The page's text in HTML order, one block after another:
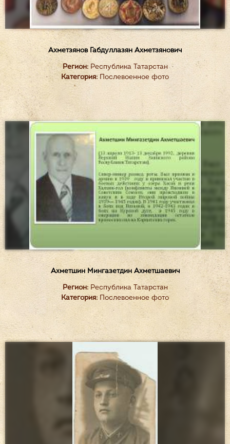
Ахметзянов Габдуллазян Ахметзянович
Регион:Республика Татарстан
Категория: Послевоенное фото
Ахметшин Мингазетдин Ахметшаевич
Регион:Республика Татарстан
Категория: Послевоенное фото